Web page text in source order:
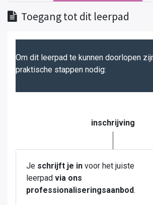
Toegang tot dit leerpad
Om dit leerpad te kunnen doorlopen
praktische stappen nodig:
inschrijving
Je schrijft je in voor het juiste
leerpad via ons
professionaliseringsaanbod.